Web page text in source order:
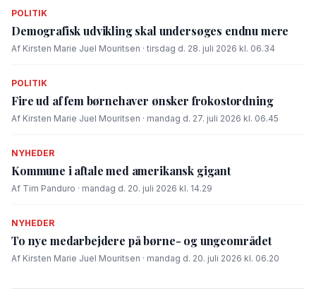
POLITIK
Demografisk udvikling skal undersøges endnu mere
Af Kirsten Marie Juel Mouritsen · tirsdag d. 28. juli 2026 kl. 06.34
POLITIK
Fire ud af fem børnehaver ønsker frokostordning
Af Kirsten Marie Juel Mouritsen · mandag d. 27. juli 2026 kl. 06.45
NYHEDER
Kommune i aftale med amerikansk gigant
Af Tim Panduro · mandag d. 20. juli 2026 kl. 14.29
NYHEDER
To nye medarbejdere på børne- og ungeområdet
Af Kirsten Marie Juel Mouritsen · mandag d. 20. juli 2026 kl. 06.20